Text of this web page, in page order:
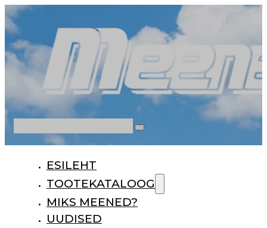
ESILEHT
TOOTEKATALOOG
MIKS MEENED?
UUDISED